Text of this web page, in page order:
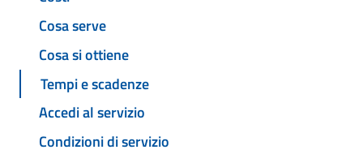
Cosa serve
Cosa si ottiene
Tempi e scadenze
Accedi al servizio
Condizioni di servizio